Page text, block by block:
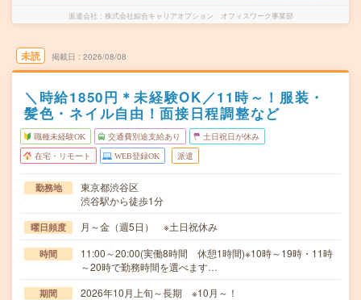
派遣会社 株式会社綜合キャリアオプション オフィスワーク事業部
未読 掲載日 2026/08/08
＼時給1850円＊未経験OK／11時～！服装・
髪色・ネイル自由！面接日程調整など
職種未経験OK 交通費別途支給あり 土日祝日が休み
在宅・リモート WEB登録OK 派遣
勤務地
東京都渋谷区
渋谷駅から徒歩1分
曜日頻度 月～金（週5日） ※土日祝休み
時間
11:00～20:00(実働8時間 休憩1時間)※10時～19時・11時
～20時で勤務時間を選べます…
期間 2026年10月上旬～長期 ※10月～！